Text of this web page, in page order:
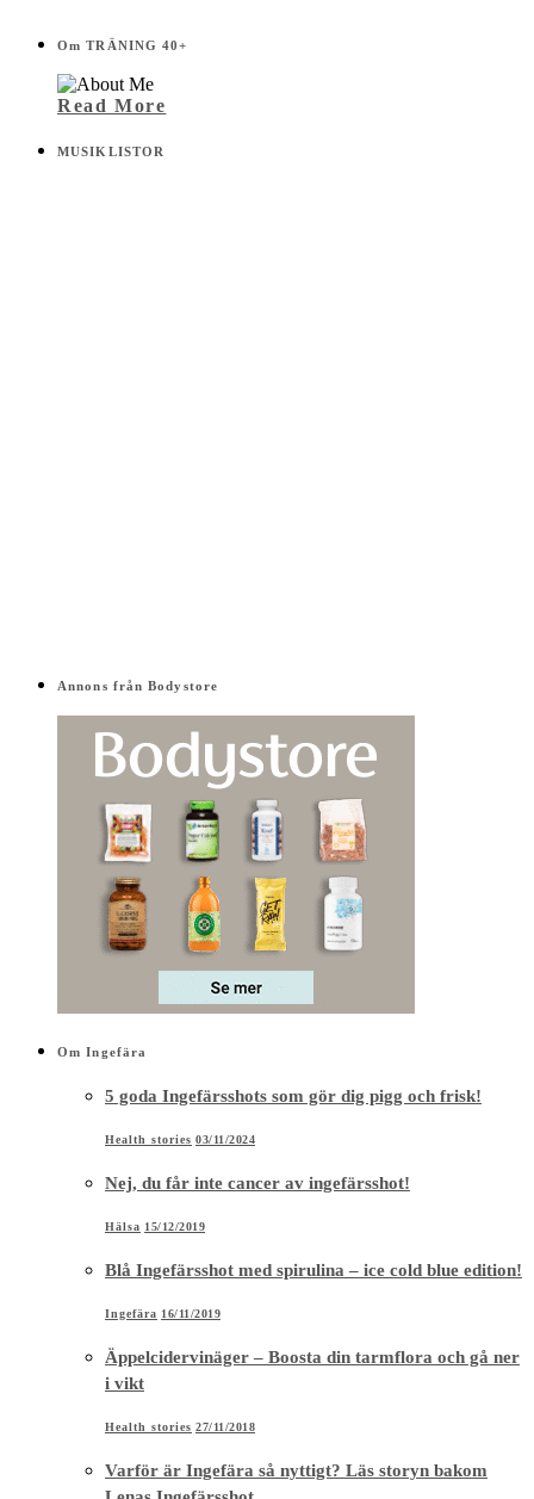
Om TRÄNING 40+
Read More
MUSIKLISTOR
Annons från Bodystore
Om Ingefära
5 goda Ingefärsshots som gör dig pigg och frisk!
Health stories 03/11/2024
Nej, du får inte cancer av ingefärsshot!
Hälsa 15/12/2019
Blå Ingefärsshot med spirulina – ice cold blue edition!
Ingefära 16/11/2019
Äppelcidervinäger – Boosta din tarmflora och gå ner
i vikt
Health stories 27/11/2018
Varför är Ingefära så nyttigt? Läs storyn bakom